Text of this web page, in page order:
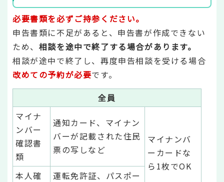
必要書類を必ずご持参ください。
申告書類に不足があると、申告書が作成できない
ため、 相談を途中で終了する場合があります。
相談が途中で終了し、再度申告相談を受ける場合
改めての予約が必要です。
全員
マイナ
ンバー
確認書
類
通知カード、マイナン
バーが記載された住民
票の写しなど
マイナンバ
ーカードな
ら1枚でOK
本人確
運転免許証、パスポー